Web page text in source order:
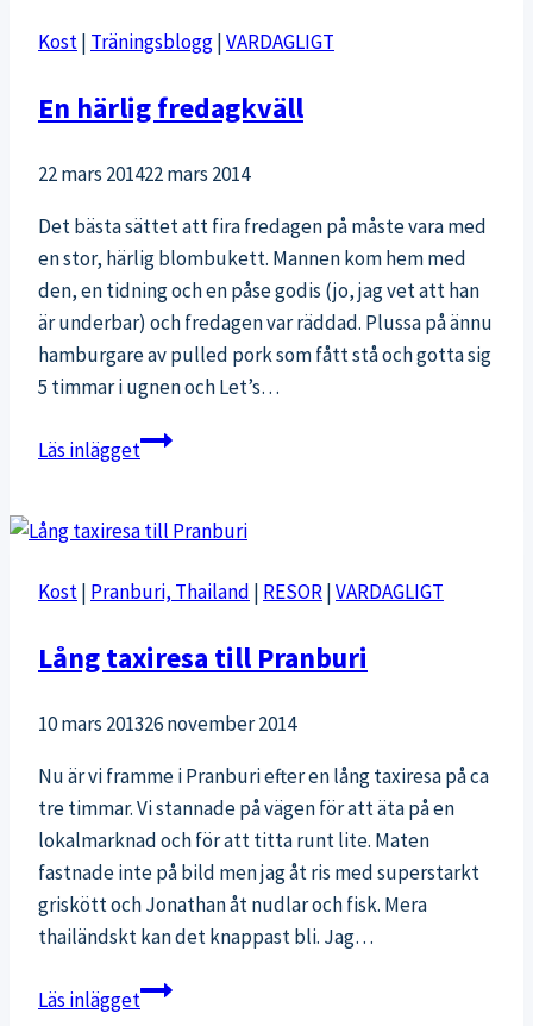
Kost| Träningsblogg|VARDAGLIGT
En härlig fredagkväll
22 mars 201422 mars 2014
Det bästa sättet att fira fredagen på måste vara med
en stor, härlig blombukett. Mannen kom hem med
den, en tidning och en påse godis (jo, jag vet att han
är underbar) och fredagen var räddad. Plussa på ännu
hamburgare av pulled pork som fått stå och gotta sig
5 timmar i ugnen och Let’s…
Läs inläggetEn
Kost| Pranburi, Thailand | RESOR|VARDAGLIGT
Lång taxiresa till Pranburi
10 mars 201326 november 2014
Nu är vi framme i Pranburi efter en lång taxiresa på ca
tre timmar. Vi stannade på vägen för att äta på en
lokalmarknad och för att titta runt lite. Maten
fastnade inte på bild men jag åt ris med superstarkt
griskött och Jonathan åt nudlar och fisk. Mera
thailändskt kan det knappast bli. Jag…
Läs inläggetLång